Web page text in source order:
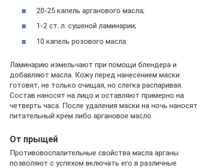
20-25 капель арганового масла;
1-2 ст. л. сушеной ламинарии;
10 капель розового масла.
Ламинарию измельчают при помощи блендера и
добавляют масла. Кожу перед нанесением маски
готовят, не только очищая, но слегка распаривая.
Состав наносят на лицо и оставляют примерно на
четверть часа. После удаления маски на ночь наносят
питательный крем либо аргановое масло.
От прыщей
Противовоспалительные свойства масла арганы
позволяют с успехом включать его в различные